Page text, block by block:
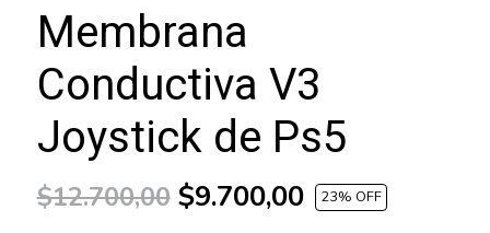
Membrana
Conductiva V3
Joystick de Ps5
$12.700,00$9.700,00 23% OFF